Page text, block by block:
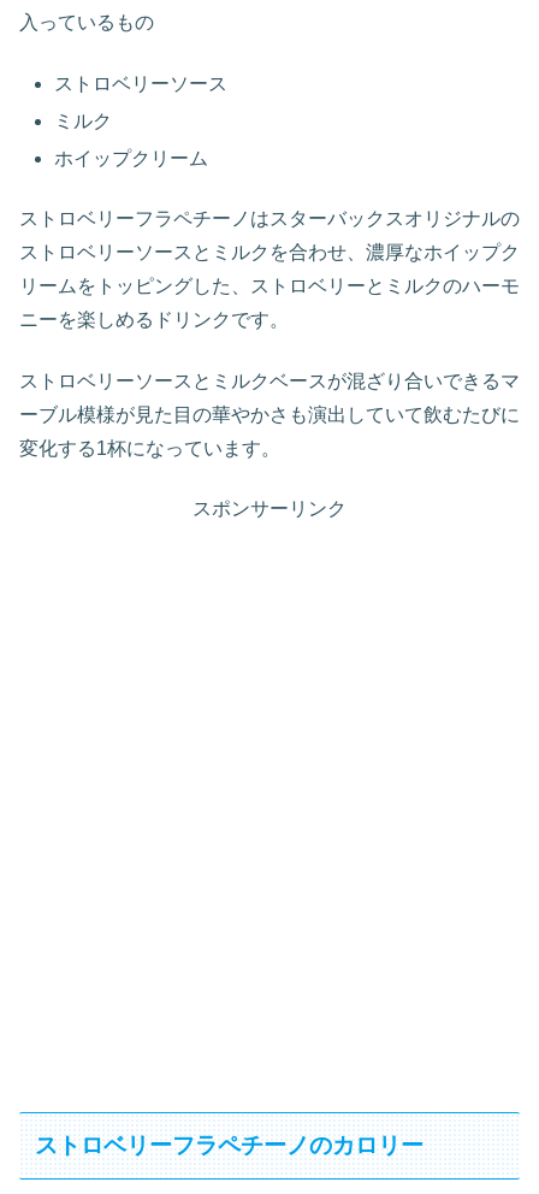
入っているもの
ストロベリーソース
ミルク
ホイップクリーム
ストロベリーフラペチーノはスターバックスオリジナルの
ストロベリーソースとミルクを合わせ、濃厚なホイップク
リームをトッピングした、ストロベリーとミルクのハーモ
ニーを楽しめるドリンクです。
ストロベリーソースとミルクベースが混ざり合いできるマ
ーブル模様が見た目の華やかさも演出していて飲むたびに
変化する1杯になっています。
スポンサーリンク
ストロベリーフラペチーノのカロリー